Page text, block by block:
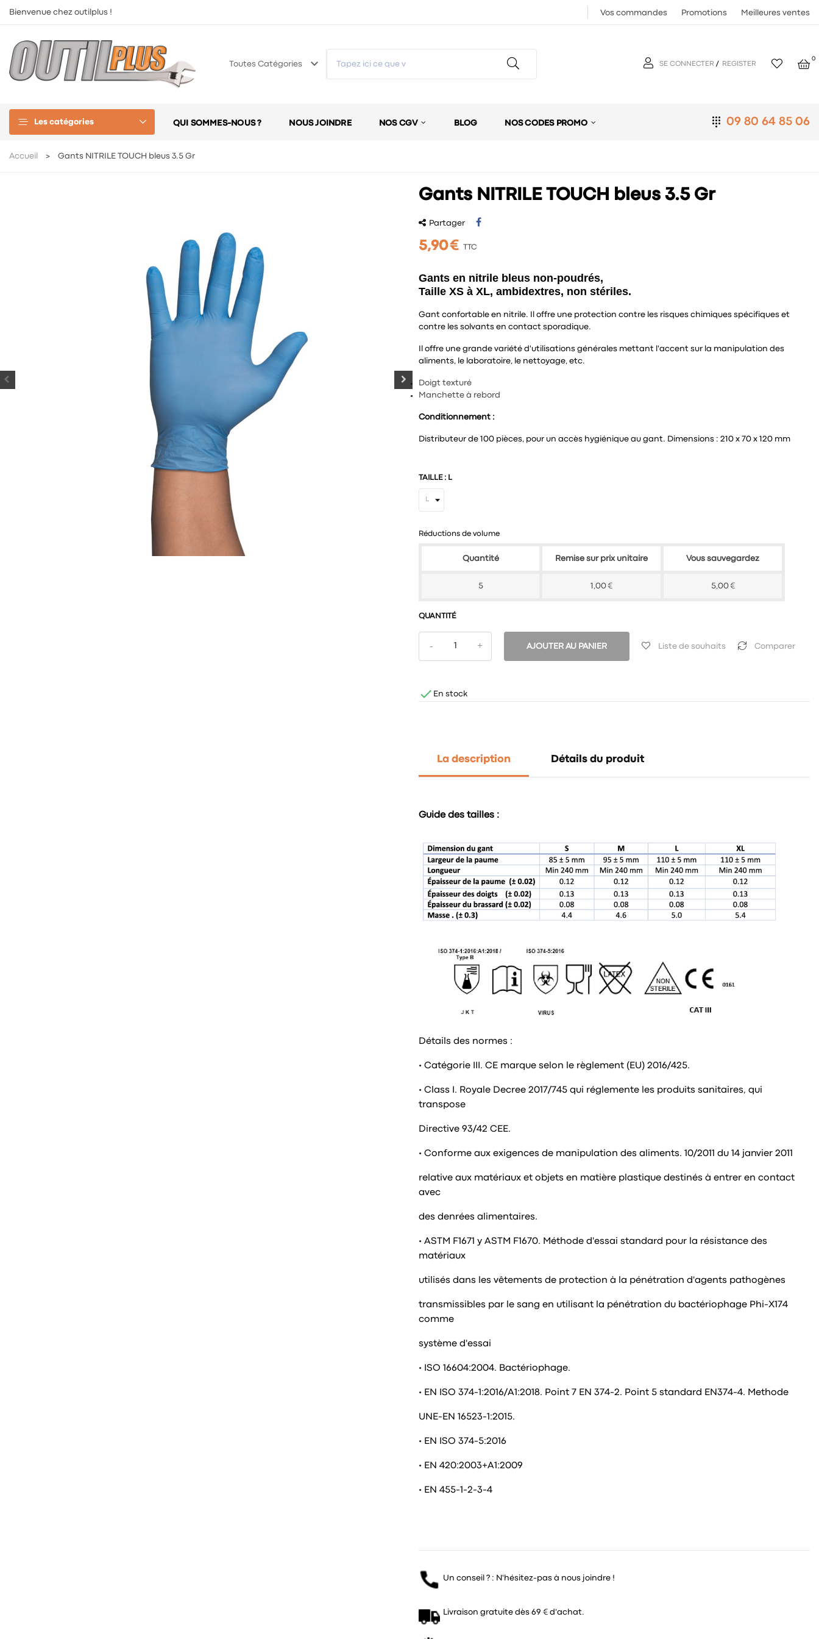
Bienvenue chez outilplus ! Vos commandes Promotions Meilleures ventes
Toutes Catégories keyboard_arrow_down SE CONNECTER / REGISTER
0
Les catégories QUI SOMMES-NOUS ? NOUS JOINDRE NOS CGV BLOG NOS CODES PROMO 09 80 64 85 06
Accueil Gants NITRILE TOUCH bleus 3.5 Gr
Gants NITRILE TOUCH bleus 3.5 Gr
Partager
5,90 € TTC
Gants en nitrile bleus non-poudrés,
Taille XS à XL, ambidextres, non stériles.
Gant confortable en nitrile. Il offre une protection contre les risques chimiques spécifiques et
contre les solvants en contact sporadique.
Il offre une grande variété d'utilisations générales mettant l'accent sur la manipulation des
aliments, le laboratoire, le nettoyage, etc.
Doigt texturé
Manchette à rebord
Conditionnement :
Distributeur de 100 pièces, pour un accès hygiénique au gant. Dimensions : 210 x 70 x 120 mm
TAILLE : L
Réductions de volume
Quantité Remise sur prix unitaire Vous sauvegardez
5 1,00 € 5,00 €
QUANTITÉ
AJOUTER AU PANIER Liste de souhaits Comparer
 En stock
La description Détails du produit
Guide des tailles :
Détails des normes :
• Catégorie III. CE marque selon le règlement (EU) 2016/425.
• Class I. Royale Decree 2017/745 qui réglemente les produits sanitaires, qui
transpose
Directive 93/42 CEE.
• Conforme aux exigences de manipulation des aliments. 10/2011 du 14 janvier 2011
relative aux matériaux et objets en matière plastique destinés à entrer en contact
avec
des denrées alimentaires.
• ASTM F1671 y ASTM F1670. Méthode d'essai standard pour la résistance des
matériaux
utilisés dans les vêtements de protection à la pénétration d'agents pathogènes
transmissibles par le sang en utilisant la pénétration du bactériophage Phi-X174
comme
système d'essai
• ISO 16604:2004. Bactériophage.
• EN ISO 374-1:2016/A1:2018. Point 7 EN 374-2. Point 5 standard EN374-4. Methode
UNE-EN 16523-1:2015.
• EN ISO 374-5:2016
• EN 420:2003+A1:2009
• EN 455-1-2-3-4
Un conseil ? : N'hésitez-pas à nous joindre !
Livraison gratuite dès 69 € d'achat.